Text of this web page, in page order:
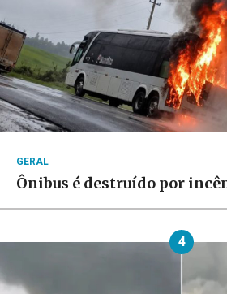
GERAL
Ônibus é destruído por
4